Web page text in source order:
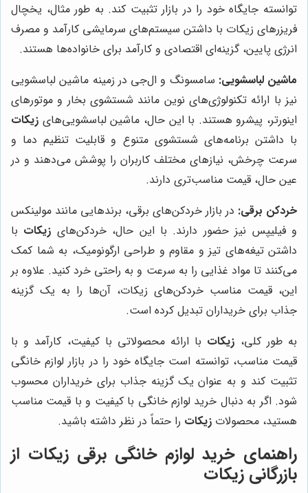
توانسته جایگاه خود را در بازار تثبیت کند. به طور مثال، یخچال
فریزرهای زیکات با داشتن سیستم‌های سرمایشی کارآمد و مصرف
انرژی پایین، گزینه‌ای اقتصادی و کارآمد برای خانواده‌ها هستند.
ماشین لباسشویی: سامسونگ و ال‌جی در زمینه ماشین لباسشویی
نیز با ارائه تکنولوژی‌های نوین مانند شستشوی بخار و موتورهای
اینورتر، پیشرو هستند. با این حال، ماشین لباسشویی‌های زیکات
با داشتن برنامه‌های شستشوی متنوع و قابلیت تنظیم دما و
سرعت چرخش، نیازهای مختلف کاربران را پوشش می‌دهند و در
عین حال، قیمت مناسب‌تری دارند.
خردکن برقی: در بازار خردکن‌های برقی، برندهایی مانند مولینکس
و فیلیپس نیز حضور دارند. با این حال، خردکن‌های زیکات با
داشتن تیغه‌های تیز و مقاوم و طراحی ارگونومیک، به شما کمک
می‌کنند تا مواد غذایی را به سرعت و به راحتی خرد کنید. علاوه بر
این، قیمت مناسب خردکن‌های زیکات، آن‌ها را به یک گزینه
جذاب برای خریداران تبدیل کرده است.
به طور کلی، زیکات با ارائه محصولاتی با کیفیت، کارآمد و با
قیمت مناسب، توانسته است جایگاه خود را در بازار لوازم خانگی
تثبیت کند و به عنوان یک گزینه جذاب برای خریداران محسوب
شود. اگر به دنبال خرید لوازم خانگی با کیفیت و با قیمت مناسب
هستید، محصولات زیکات را حتماً در نظر داشته باشید.
راهنمای خرید لوازم خانگی برقی زیکات از
بازرگانی زیکات